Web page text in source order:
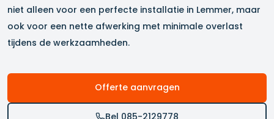
niet alleen voor een perfecte installatie in Lemmer, maar
ook voor een nette afwerking met minimale overlast
tijdens de werkzaamheden.
Offerte aanvragen